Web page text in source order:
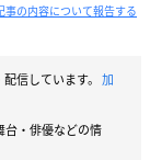
事の内容について報告する
信しています。 加
台・俳優などの情